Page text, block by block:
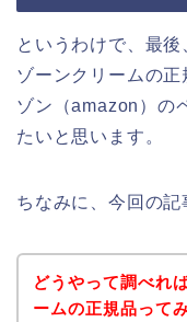
というわけで、最
ゾーンクリームの
ゾン（amazon）の
たいと思います。
ちなみに、今回の記
どうやって調べれ
ームの正規品って